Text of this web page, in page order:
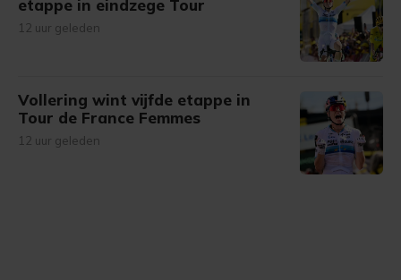
etappe in eindzege Tour
12 uur geleden
Vollering wint vijfde etappe in
Tour de France Femmes
12 uur geleden